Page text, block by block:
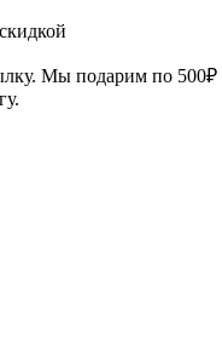
Мы подарим по 500₽